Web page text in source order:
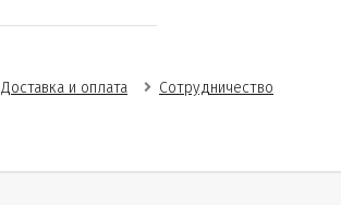
Доставка и оплата
Сотрудничество